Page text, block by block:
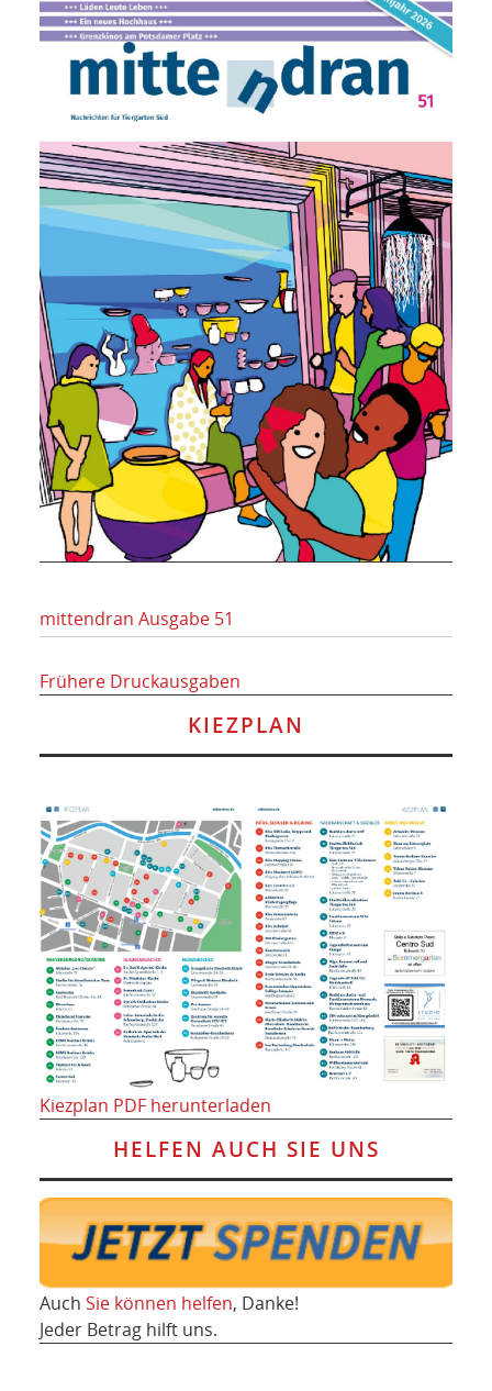
mittendran Ausgabe 51
Frühere Druckausgaben
KIEZPLAN
Kiezplan PDF herunterladen
HELFEN AUCH SIE UNS
Auch Sie können helfen, Danke!
Jeder Betrag hilft uns.